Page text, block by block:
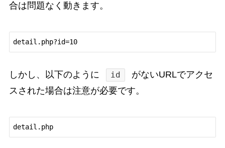
合は問題なく動きます。
detail.php?id=10
しかし、以下のように id
がないURLでアクセ
スされた場合は注意が必要です。
detail.php